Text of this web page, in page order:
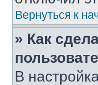
Вернуться к
» Как
В